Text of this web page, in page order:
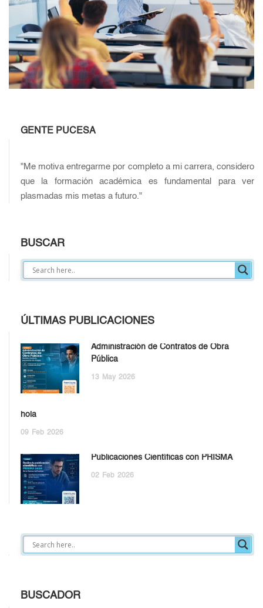
GENTE PUCESA
"Me motiva entregarme por completo a mi carrera, considero
que la formación académica es fundamental para ver
plasmadas mis metas a futuro."
BUSCAR
ÚLTIMAS PUBLICACIONES
Administración de Contratos de Obra
Pública
13 May 2026
hola
09 Feb 2026
Publicaciones Científicas con PRISMA
02 Feb 2026
BUSCADOR